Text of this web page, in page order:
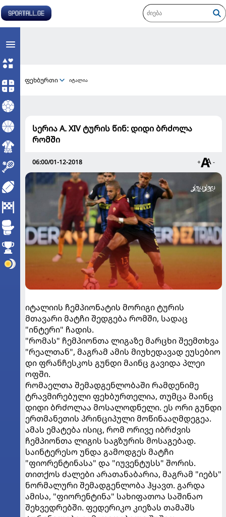
ფეხბურთი იტალია
სერია A. XIV ტურის წინ: დიდი ბრძოლა
რომში
06:00/01-12-2018 + -
იტალიის ჩემპიონატის მორიგი ტურის
მთავარი მატჩი შედგება რომში, სადაც
"ინტერი" ჩადის.
"რომას" ჩემპიონთა ლიგაზე მარცხი შეემთხვა
"რეალთან", მაგრამ ამის მიუხედავად ეუსებიო
დი ფრანჩესკოს გუნდი მაინც გავიდა პლეი
ოფში.
რომაელთა შემადგენლობაში რამდენიმე
ტრავმირებული ფეხბურთელია, თუმცა მაინც
დიდი ბრძოლაა მოსალოდნელი. ეს ორი გუნდი
ერთმანეთის პრინციპული მოწინააღმდეგეა.
ამას ემატება ისიც, რომ ორივე იბრძვის
ჩემპიონთა ლიგის საგზურის მოსაგებად.
საინტერესო უნდა გამოდგეს მატჩი
"ფიორენტინასა" და "იუვენტუსს" შორის.
თითქოს ძალები არათანაბარია, მაგრამ "იებს"
ნორმალური შემადგენლობა ჰყავთ. გარდა
ამისა, "ფიორენტინა" სახიფათოა საშინაო
შეხვედრებში. ფედერიკო კიეზას თამაშს